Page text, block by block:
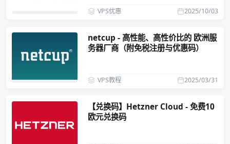
2025/10/03
VPS优惠
netcup - 高性能、高性价比的 欧洲服
务器厂商（附免税注册与优惠码）
2025/03/31
VPS教程
【兑换码】Hetzner Cloud - 免费10
欧元兑换码